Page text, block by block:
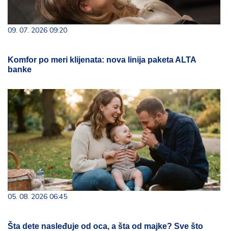
09. 07. 2026 09:20
Komfor po meri klijenata: nova linija paketa ALTA
banke
05. 08. 2026 06:45
Šta dete nasleđuje od oca, a šta od majke? Sve što